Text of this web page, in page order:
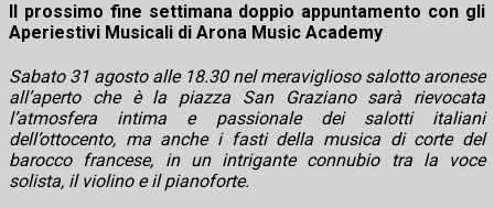
Il prossimo fine settimana doppio appuntamento con gli
Aperiestivi Musicali di Arona Music Academy
Sabato 31 agosto alle 18.30 nel meraviglioso salotto aronese
all’aperto che è la piazza San Graziano sarà rievocata
l’atmosfera intima e passionale dei salotti italiani
dell’ottocento, ma anche i fasti della musica di corte del
barocco francese, in un intrigante connubio tra la voce
solista, il violino e il pianoforte.